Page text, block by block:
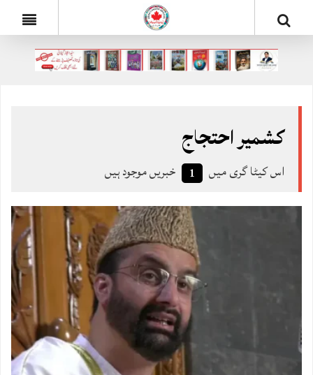
کشمیر احتجاج
اس کیٹا گری میں 1 خبریں موجود ہیں